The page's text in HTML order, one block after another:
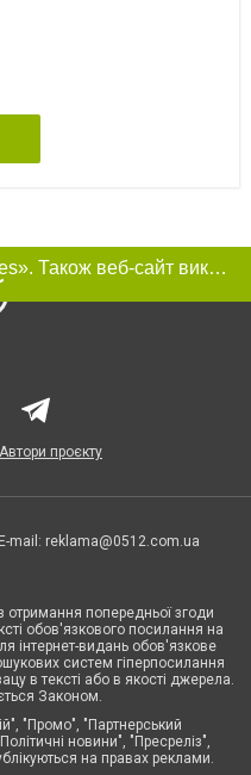
Цей сайт використовує «cookies». Також веб-сайт використовує інтернет-сервіс для збору технічних даних стосовно відвідувачів з метою отримання маркетингової та статистичної інформації. Умови обробки даних відвідувачів сайту див.
Автори проєкту
mail: reklama@0512.com.ua
отримання попередньої згоди
обов'язкового посилання на
інтернет-видань обов'язкове
систем гіперпосилання
в тексті або в якості джерела.
Законом.
"Промо", "Партнерський
новини", "Пресреліз",
на правах реклами.